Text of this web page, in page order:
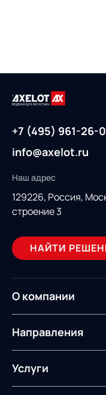
+7 (495) 961-26-
info@axelot.ru
Наш адрес
129226, Россия,
строение 3
НАЙТИ
О компании
О компании
ИТ-аккредитация
Направления
Управление цепями
поставок
Услуги